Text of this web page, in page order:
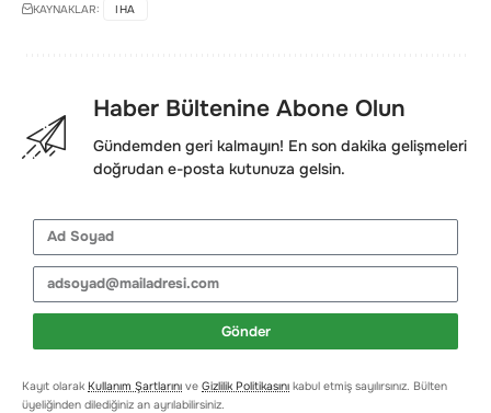
KAYNAKLAR: IHA
Haber Bültenine Abone Olun
Gündemden geri kalmayın! En son dakika gelişmeleri
doğrudan e-posta kutunuza gelsin.
Gönder
Kayıt olarak Kullanım Şartlarını ve Gizlilik Politikasını kabul etmiş sayılırsınız. Bülten
üyeliğinden dilediğiniz an ayrılabilirsiniz.